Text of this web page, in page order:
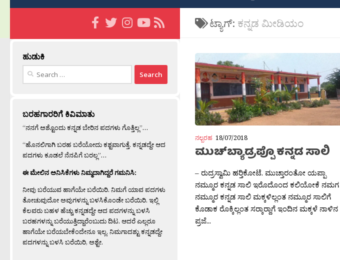
ಟ್ಯಾಗ್: ಕನ್ನಡ ಮೀಡಿಯಂ
ನಲ್ಬರಹ 18/07/2018
ಮುಚ್‍ಬ್ಯಾಡ್ರಪ್ಪೊ ಕನ್ನಡ ಸಾಲಿ
– ರುದ್ರಸ್ವಾಮಿ ಹರ‍್ತಿಕೋಟೆ. ಮುಚ್ತಾರಂತೋ ಯಪ್ಪಾ
ನಮ್ಮೂರ ಕನ್ನಡ ಸಾಲಿ ಇರೊದೊಂದ ಕಲಿಯೋಕೆ ನಮಗ
ನಮ್ಮೂರ ಕನ್ನಡ ಸಾಲಿ ಮಕ್ಕಳಿಲ್ಲಂತ ನಮ್ಮೂರ ಸಾಲಿಗೆ
ಕೊಡಾಕ ರೊಕ್ಕಿಲ್ಲಂತ ಸರ‍್ಕಾರ‍್ದಾಗೆ ಇಂದಿನ ಮಕ್ಕಳೆ ನಾಳಿನ
ಪ್ರಜೆ...
ಹುಡುಕಿ
Search
ಬರಹಗಾರರಿಗೆ ಕಿವಿಮಾತು
“ನನಗೆ ಅಶ್ಟೊಂದು ಕನ್ನಡ ಬೇರಿನ ಪದಗಳು ಗೊತ್ತಿಲ್ಲ”…
“ಹೊನಲಿಗಾಗಿ ಬರಹ ಬರೆಯೋದು ಕಶ್ಟವಾಗುತ್ತೆ. ಕನ್ನಡದ್ದೇ ಆದ
ಪದಗಳು ಕೂಡಲೆ ನೆನಪಿಗೆ ಬರಲ್ಲ”…
ಈ ಮೇಲಿನ ಅನಿಸಿಕೆಗಳು ನಿಮ್ಮದಾಗಿದ್ದರೆ ಗಮನಿಸಿ:
ನೀವು ಬರೆಯುವ ಹಾಗೆಯೇ ಬರೆಯಿರಿ. ನಿಮಗೆ ಯಾವ ಪದಗಳು
ತೋಚುವುದೋ ಅವುಗಳನ್ನು ಬಳಸಿಕೊಂಡೇ ಬರೆಯಿರಿ. ಇಲ್ಲಿ
ಕೆಲವರು ಬಹಳ ಹೆಚ್ಚು ಕನ್ನಡದ್ದೇ ಆದ ಪದಗಳನ್ನು ಬಳಸಿ
ಬರಹಗಳನ್ನು ಬರೆಯುತ್ತಿದ್ದಾರೆಂಬುದು ದಿಟ. ಆದರೆ ಎಲ್ಲರೂ
ಹಾಗೆಯೇ ಬರೆಯಬೇಕೆಂದೇನೂ ಇಲ್ಲ. ನಿಮಗಾದಶ್ಟು ಕನ್ನಡದ್ದೇ
ಪದಗಳನ್ನು ಬಳಸಿ ಬರೆಯಿರಿ, ಅಶ್ಟೇ.